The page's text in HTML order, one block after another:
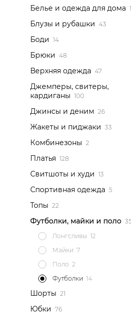
Белье и одежда для дома
Блузы и рубашки
Боди
Брюки
Верхняя одежда
Джемперы, свитеры,
кардиганы
Джинсы и деним
Жакеты и пиджаки
Комбинезоны
Платья
Свитшоты и худи
Спортивная одежда
Топы
Футболки, майки и поло
Лонгсливы
Майки
Поло
Футболки
Шорты
Юбки